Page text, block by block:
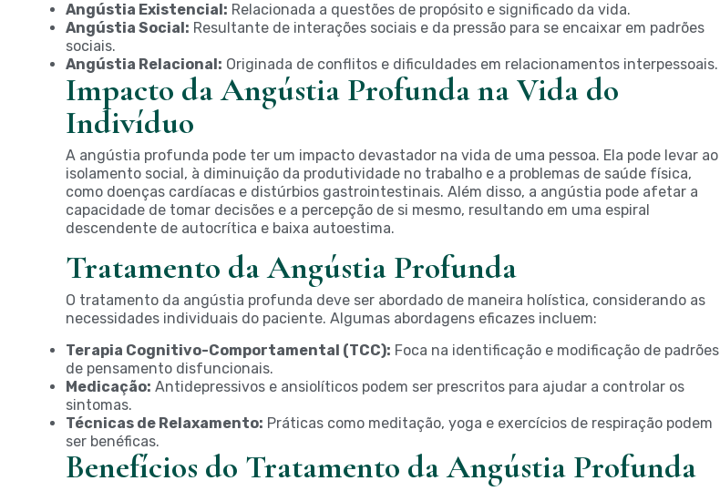
Angústia Existencial: Relacionada a questões de propósito e significado da vida.
Angústia Social: Resultante de interações sociais e da pressão para se encaixar em padrões
sociais.
Angústia Relacional: Originada de conflitos e dificuldades em relacionamentos interpessoais.
Impacto da Angústia Profunda na Vida do
Indivíduo
A angústia profunda pode ter um impacto devastador na vida de uma pessoa. Ela pode levar ao
isolamento social, à diminuição da produtividade no trabalho e a problemas de saúde física,
como doenças cardíacas e distúrbios gastrointestinais. Além disso, a angústia pode afetar a
capacidade de tomar decisões e a percepção de si mesmo, resultando em uma espiral
descendente de autocrítica e baixa autoestima.
Tratamento da Angústia Profunda
O tratamento da angústia profunda deve ser abordado de maneira holística, considerando as
necessidades individuais do paciente. Algumas abordagens eficazes incluem:
Terapia Cognitivo-Comportamental (TCC): Foca na identificação e modificação de padrões
de pensamento disfuncionais.
Medicação: Antidepressivos e ansiolíticos podem ser prescritos para ajudar a controlar os
sintomas.
Técnicas de Relaxamento: Práticas como meditação, yoga e exercícios de respiração podem
ser benéficas.
Benefícios do Tratamento da Angústia Profunda